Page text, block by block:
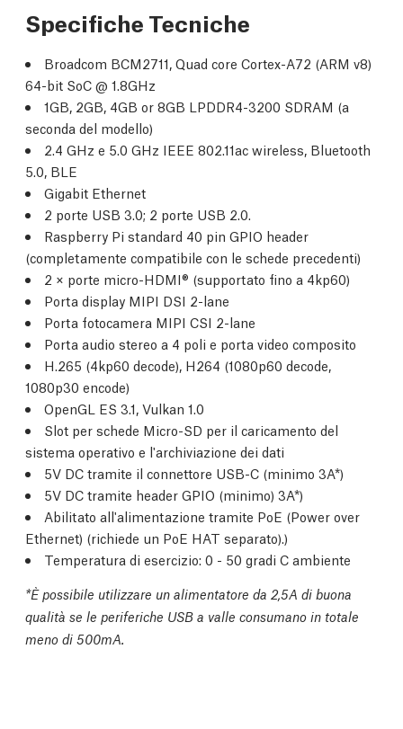
Specifiche Tecniche
Broadcom BCM2711, Quad core Cortex-A72 (ARM v8)
64-bit SoC @ 1.8GHz
1GB, 2GB, 4GB or 8GB LPDDR4-3200 SDRAM (a
seconda del modello)
2.4 GHz e 5.0 GHz IEEE 802.11ac wireless, Bluetooth
5.0, BLE
Gigabit Ethernet
2 porte USB 3.0; 2 porte USB 2.0.
Raspberry Pi standard 40 pin GPIO header
(completamente compatibile con le schede precedenti)
2 × porte micro-HDMI® (supportato fino a 4kp60)
Porta display MIPI DSI 2-lane
Porta fotocamera MIPI CSI 2-lane
Porta audio stereo a 4 poli e porta video composito
H.265 (4kp60 decode), H264 (1080p60 decode,
1080p30 encode)
OpenGL ES 3.1, Vulkan 1.0
Slot per schede Micro-SD per il caricamento del
sistema operativo e l'archiviazione dei dati
5V DC tramite il connettore USB-C (minimo 3A*)
5V DC tramite header GPIO (minimo) 3A*)
Abilitato all'alimentazione tramite PoE (Power over
Ethernet) (richiede un PoE HAT separato).)
Temperatura di esercizio: 0 - 50 gradi C ambiente
*È possibile utilizzare un alimentatore da 2,5A di buona
qualità se le periferiche USB a valle consumano in totale
meno di 500mA.